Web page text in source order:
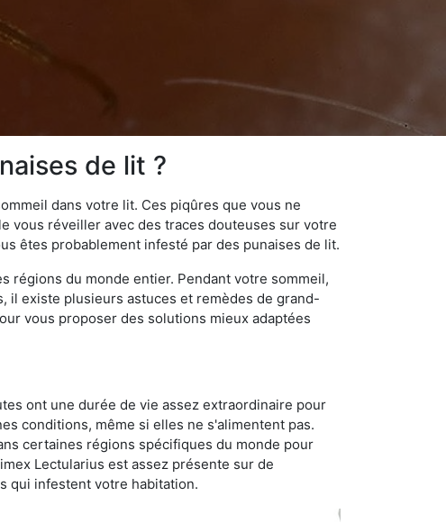
de lit ?
dans votre lit. Ces piqûres que vous ne
vous réveiller avec des traces douteuses sur votre
êtes probablement infesté par des punaises de lit.
régions du monde entier. Pendant votre sommeil,
il existe plusieurs astuces et remèdes de grand-
vous proposer des solutions mieux adaptées
ont une durée de vie assez extraordinaire pour
conditions, même si elles ne s'alimentent pas.
certaines régions spécifiques du monde pour
Lectularius est assez présente sur de
qui infestent votre habitation.